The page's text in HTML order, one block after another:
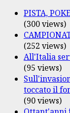
PISTA,
(300 views)
(252 views)
All'Italia
(95 views)
toccato il
(90 views)